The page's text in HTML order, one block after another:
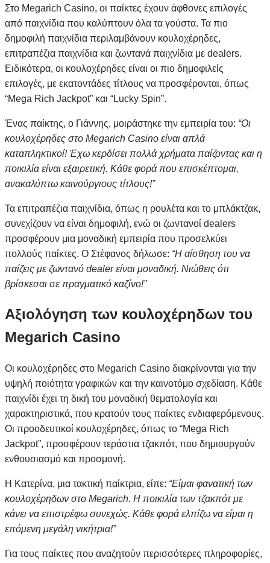
Στο Megarich Casino, οι παίκτες έχουν άφθονες επιλογές
από παιχνίδια που καλύπτουν όλα τα γούστα. Τα πιο
δημοφιλή παιχνίδια περιλαμβάνουν κουλοχέρηδες,
επιτραπέζια παιχνίδια και ζωντανά παιχνίδια με dealers.
Ειδικότερα, οι κουλοχέρηδες είναι οι πιο δημοφιλείς
επιλογές, με εκατοντάδες τίτλους να προσφέρονται, όπως
“Mega Rich Jackpot” και “Lucky Spin”.
Ένας παίκτης, ο Γιάννης, μοιράστηκε την εμπειρία του: “Οι
κουλοχέρηδες στο Megarich Casino είναι απλά
καταπληκτικοί! Έχω κερδίσει πολλά χρήματα παίζοντας και η
ποικιλία είναι εξαιρετική. Κάθε φορά που επισκέπτομαι,
ανακαλύπτω καινούργιους τίτλους!”
Τα επιτραπέζια παιχνίδια, όπως η ρουλέτα και το μπλάκτζακ,
συνεχίζουν να είναι δημοφιλή, ενώ οι ζωντανοί dealers
προσφέρουν μια μοναδική εμπειρία που προσελκύει
πολλούς παίκτες. Ο Στέφανος δήλωσε: “Η αίσθηση του να
παίζεις με ζωντανό dealer είναι μοναδική. Νιώθεις ότι
βρίσκεσαι σε πραγματικό καζίνο!”
Αξιολόγηση των κουλοχέρηδων του
Megarich Casino
Οι κουλοχέρηδες στο Megarich Casino διακρίνονται για την
υψηλή ποιότητα γραφικών και την καινοτόμο σχεδίαση. Κάθε
παιχνίδι έχει τη δική του μοναδική θεματολογία και
χαρακτηριστικά, που κρατούν τους παίκτες ενδιαφερόμενους.
Οι προοδευτικοί κουλοχέρηδες, όπως το “Mega Rich
Jackpot”, προσφέρουν τεράστια τζακπότ, που δημιουργούν
ενθουσιασμό και προσμονή.
Η Κατερίνα, μια τακτική παίκτρια, είπε: “Είμαι φανατική των
κουλοχέρηδων στο Megarich. Η ποικιλία των τζακπότ με
κάνει να επιστρέφω συνεχώς. Κάθε φορά ελπίζω να είμαι η
επόμενη μεγάλη νικήτρια!”
Για τους παίκτες που αναζητούν περισσότερες πληροφορίες,